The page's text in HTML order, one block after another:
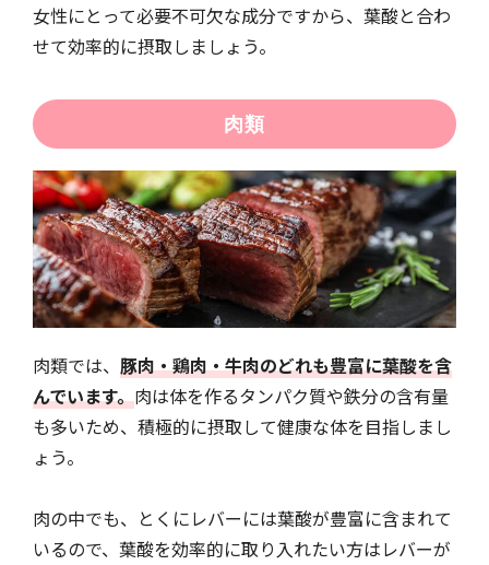
女性にとって必要不可欠な成分ですから、葉酸と合わ
せて効率的に摂取しましょう。
肉類
肉類では、 豚肉・鶏肉・牛肉のどれも豊富に葉酸を含
んでいます。肉は体を作るタンパク質や鉄分の含有量
も多いため、積極的に摂取して健康な体を目指しまし
ょう。
肉の中でも、とくにレバーには葉酸が豊富に含まれて
いるので、葉酸を効率的に取り入れたい方はレバーが